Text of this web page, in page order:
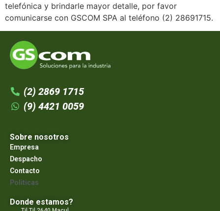
telefónica y brindarle mayor detalle, por favor
comunicarse con GSCOM SPA al teléfono (2) 28691715.
(2) 2869 1715
(9) 4421 0059
Sobre nosotros
Empresa
Despacho
Contacto
Politicas
Donde estamos?